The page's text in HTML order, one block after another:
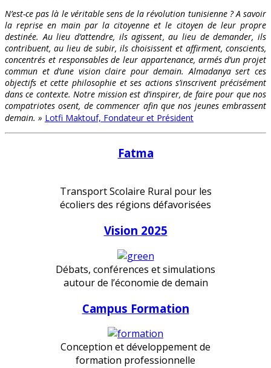
N’est-ce pas là le véritable sens de la révolution tunisienne ? A savoir
la reprise en main par la citoyenne et le citoyen de leur propre
destinée. Au lieu d’attendre, ils agissent, au lieu de demander, ils
contribuent, au lieu de subir, ils choisissent et affirment, conscients,
concentrés et responsables de leur appartenance, armés d’un projet
commun et d’une vision claire pour demain. Almadanya sert ces
objectifs et cette philosophie et ses actions s’inscrivent précisément
dans ce contexte. Notre mission est d’inspirer, de faire pour que nos
compatriotes osent, de commencer afin que nos jeunes embrassent
demain. » Lotfi Maktouf, Fondateur et Président
Fatma
Transport Scolaire Rural pour les
écoliers des régions défavorisées
Vision 2025
Débats, conférences et simulations
autour de l’économie de demain
Campus Formation
Conception et développement de
formation professionnelle